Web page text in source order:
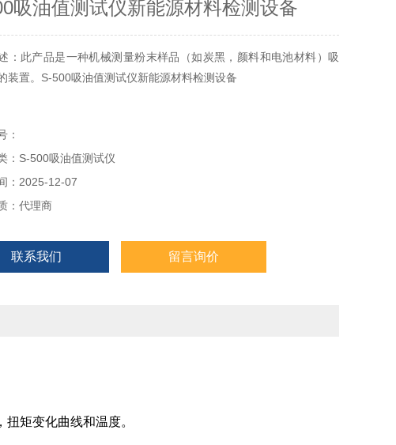
吸油值测试仪新能源材料检测设备
：此产品是一种机械测量粉末样品（如炭黑，颜料和电池材料）吸
装置。S-500吸油值测试仪新能源材料检测设备
：
：S-500吸油值测试仪
：2025-12-07
：代理商
联系我们 留言询价
矩变化曲线和温度。